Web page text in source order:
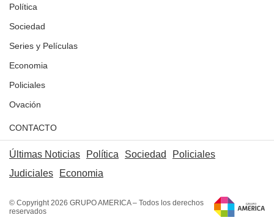
Política
Sociedad
Series y Películas
Economia
Policiales
Ovación
CONTACTO
Últimas Noticias Política Sociedad
Policiales
Judiciales
Economia
© Copyright 2026 GRUPO AMERICA – Todos los derechos
reservados